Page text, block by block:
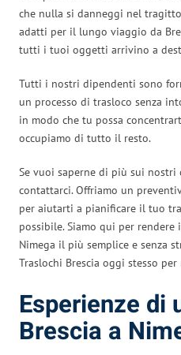
che nulla si danneggi nel
adatti per il lungo viaggio da
tutti i tuoi oggetti arrivino a
Tutti i nostri dipendenti sono
un processo di trasloco senza
in modo che tu possa
occupiamo di tutto il resto.
Se vuoi saperne di più sui nostri
contattarci. Offriamo un
per aiutarti a pianificare il tuo
possibile. Siamo qui per rendere
Nimega il più semplice e senza
Traslochi Brescia oggi stesso
Esperienze di
Brescia a